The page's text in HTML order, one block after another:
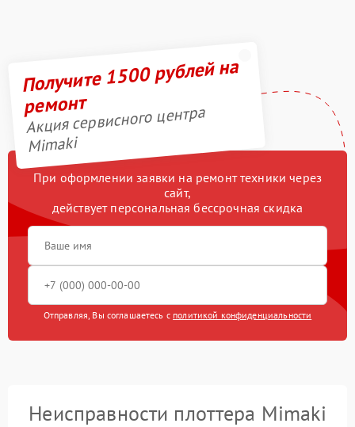
Получите 1500 рублей на
ремонт
Акция сервисного центра
Mimaki
При оформлении заявки на ремонт техники через
сайт,
действует персональная бессрочная скидка
Отправляя, Вы соглашаетесь с политикой конфиденциальности
Неисправности плоттера Mimaki